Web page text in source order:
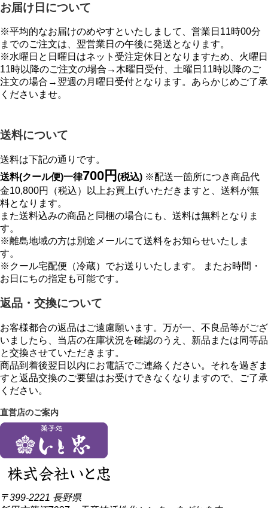
お届け日について
※平均的なお届けのめやすといたしまして、営業日11時00分
までのご注文は、翌営業日の午後に発送となります。
※水曜日と日曜日はネット受注定休日となりますため、火曜日
11時以降のご注文の場合→木曜日受付、土曜日11時以降のご
注文の場合→翌週の月曜日受付となります。あらかじめご了承
くださいませ。
送料について
送料は下記の通りです。
送料(クール便)一律700円 (税込) ※配送一箇所につき商品代
金10,800円（税込）以上お買上げいただきますと、送料が無
料となります。
また送料込みの商品と同梱の場合にも、送料は無料となりま
す。
※離島地域の方は別途メールにて送料をお知らせいたしま
す。
※クール宅配便（冷蔵）でお送りいたします。 またお時間・
お日にちの指定も可能です。
返品・交換について
お客様都合の返品はご遠慮願います。万が一、不良品等がござ
いましたら、当店の在庫状況を確認のうえ、新品または同等品
と交換させていただきます。
商品到着後翌日以内にお電話でご連絡ください。それを過ぎま
すと返品交換のご要望はお受けできなくなりますので、ご了承
ください。
直営店のご案内
〒399-2221 長野県